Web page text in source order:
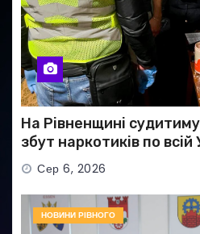
На Рівненщині
збут наркотиків по всій
Сер 6, 2026
НОВИНИ РІВНОГО